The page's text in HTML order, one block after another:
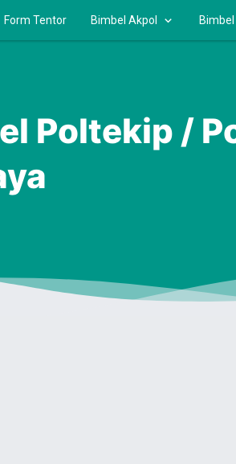
Form Tentor Bimbel Akpol
Poltekip /